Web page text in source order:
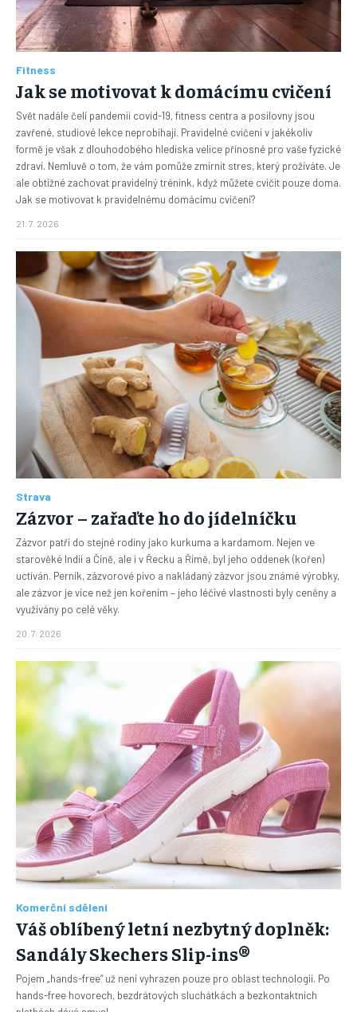
Fitness
Jak se motivovat k domácímu cvičení
Svět nadále čelí pandemii covid-19, fitness centra a posilovny jsou
zavřené, studiové lekce neprobíhají. Pravidelné cvičení v jakékoliv
formě je však z dlouhodobého hlediska velice přínosné pro vaše fyzické
zdraví. Nemluvě o tom, že vám pomůže zmírnit stres, který prožíváte. Je
ale obtížné zachovat pravidelný trénink, když můžete cvičit pouze doma.
Jak se motivovat k pravidelnému domácímu cvičení?
21. 7. 2026
Strava
Zázvor – zařaďte ho do jídelníčku
Zázvor patří do stejné rodiny jako kurkuma a kardamom. Nejen ve
starověké Indii a Číně, ale i v Řecku a Římě, byl jeho oddenek (kořen)
uctíván. Perník, zázvorové pivo a nakládaný zázvor jsou známé výrobky,
ale zázvor je více než jen kořením – jeho léčivé vlastnosti byly ceněny a
využívány po celé věky.
20. 7. 2026
Komerční sdělení
Váš oblíbený letní nezbytný doplněk:
Sandály Skechers Slip-ins®
Pojem „hands-free“ už není vyhrazen pouze pro oblast technologií. Po
hands-free hovorech, bezdrátových sluchátkách a bezkontaktních